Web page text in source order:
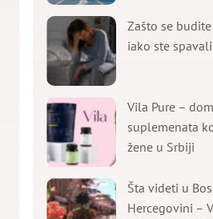
Zašto se
iako ste
Vila Pure –
suplemenata
žene u Srbiji
Šta videti u
Hercegovini –